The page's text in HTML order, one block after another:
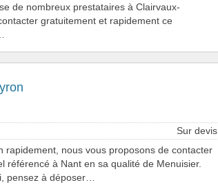
de nombreux prestataires à Clairvaux-
gratuitement et rapidement ce
Sur devis
rapidement, nous vous proposons de contacter
référencé à Nant en sa qualité de Menuisier.
pensez à déposer…